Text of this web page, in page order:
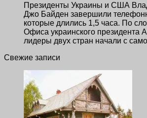
Президенты Украины и США
Джо Байден завершили
которые длились 1,5 часа. По
Офиса украинского президента
лидеры двух стран начали с
Свежие записи